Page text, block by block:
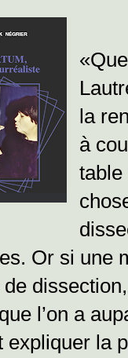
la
à
table
Or si une
l’on a
expliquer la